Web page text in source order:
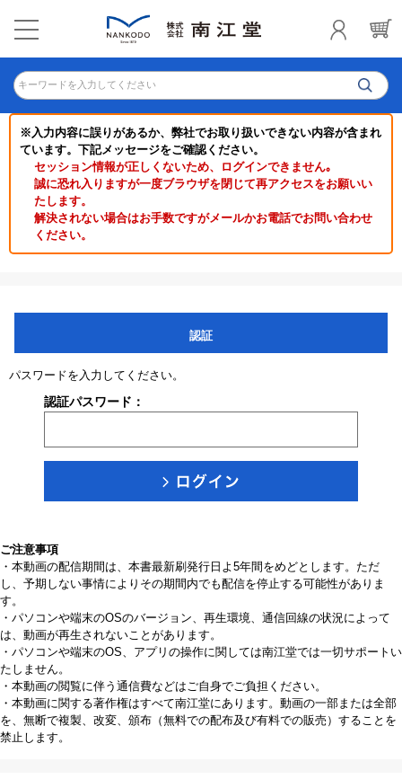
キーワードを入力してください
※入力内容に誤りがあるか、弊社でお取り扱いできない内容が含まれ
ています。下記メッセージをご確認ください。
セッション情報が正しくないため、ログインできません｡
誠に恐れ入りますが一度ブラウザを閉じて再アクセスをお願いい
たします。
解決されない場合はお手数ですがメールかお電話でお問い合わせ
ください。
認証
パスワードを入力してください。
認証パスワード：
ご注意事項
・本動画の配信期間は、本書最新刷発行日よ5年間をめどとします。ただ
し、予期しない事情によりその期間内でも配信を停止する可能性がありま
す。
・パソコンや端末のOSのバージョン、再生環境、通信回線の状況によって
は、動画が再生されないことがあります。
・パソコンや端末のOS、アプリの操作に関しては南江堂では一切サポートい
たしません。
・本動画の閲覧に伴う通信費などはご自身でご負担ください。
・本動画に関する著作権はすべて南江堂にあります。動画の一部または全部
を、無断で複製、改変、頒布（無料での配布及び有料での販売）することを
禁止します。